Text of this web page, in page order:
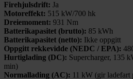
Firehjulsdrift: Ja
Motoreffekt: 515 kW/700 hk
Dreiemoment: 931 Nm
Batterikapasitet (brutto): 85 kWh
Batterikapasitet (netto): Ikke oppgitt
Oppgitt rekkevidde (NEDC / EPA):
Hurtiglading (DC): Supercharger, 135
min)
Normallading (AC): 11 kW (gir ladefart